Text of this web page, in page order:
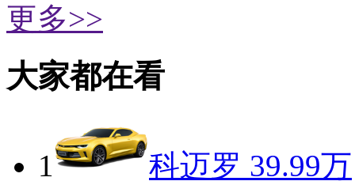
更多>>
大家都在看
1 科迈罗 39.99万